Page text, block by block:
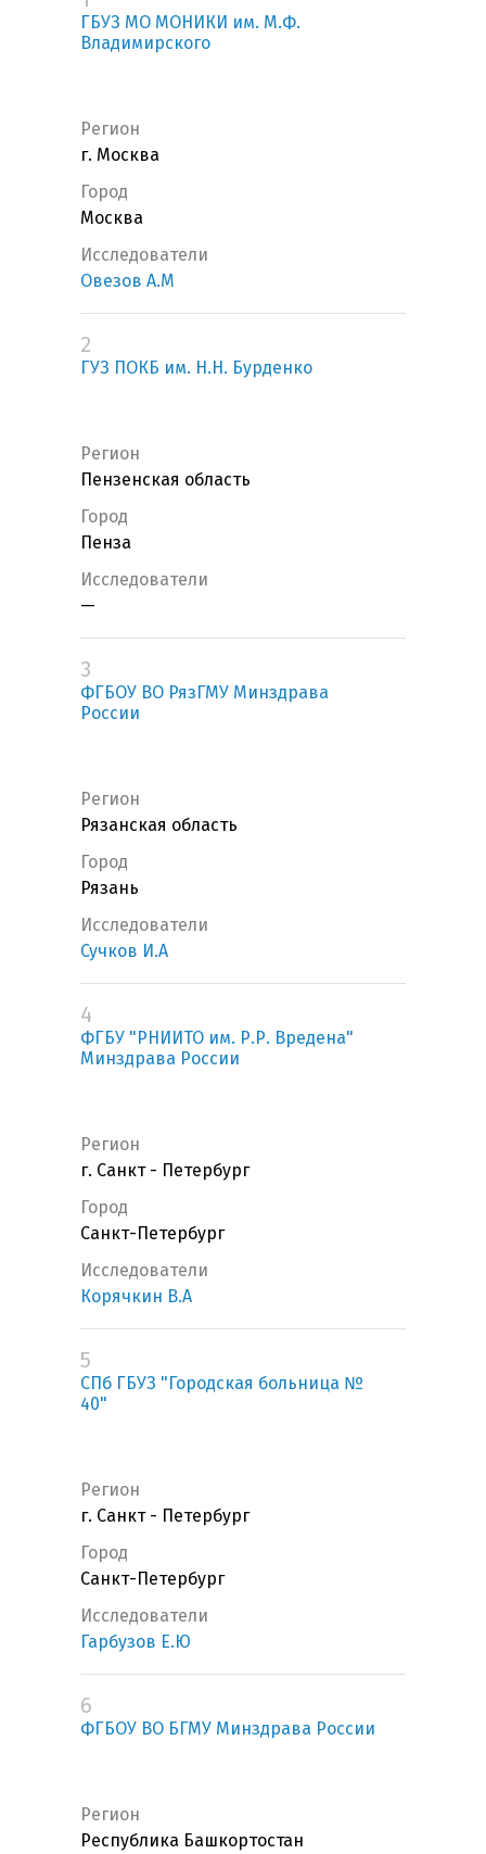
ГБУЗ МО МОНИКИ им. М.Ф.
Владимирского
Регион
г. Москва
Город
Москва
Исследователи
Овезов А.М
2
ГУЗ ПОКБ им. Н.Н. Бурденко
Регион
Пензенская область
Город
Пенза
Исследователи
—
3
ФГБОУ ВО РязГМУ Минздрава
России
Регион
Рязанская область
Город
Рязань
Исследователи
Сучков И.А
4
ФГБУ "РНИИТО им. Р.Р. Вредена"
Минздрава России
Регион
г. Санкт - Петербург
Город
Санкт-Петербург
Исследователи
Корячкин В.А
5
СПб ГБУЗ "Городская больница №
40"
Регион
г. Санкт - Петербург
Город
Санкт-Петербург
Исследователи
Гарбузов Е.Ю
6
ФГБОУ ВО БГМУ Минздрава России
Регион
Республика Башкортостан